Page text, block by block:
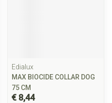
Edialux
MAX BIOCIDE COLLAR DOG
75 CM
€ 8,44